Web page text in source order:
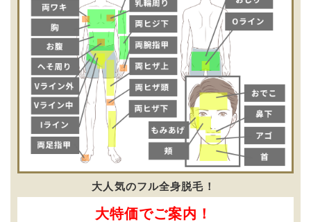
大人気のフル全身脱毛！
大特価でご案内！